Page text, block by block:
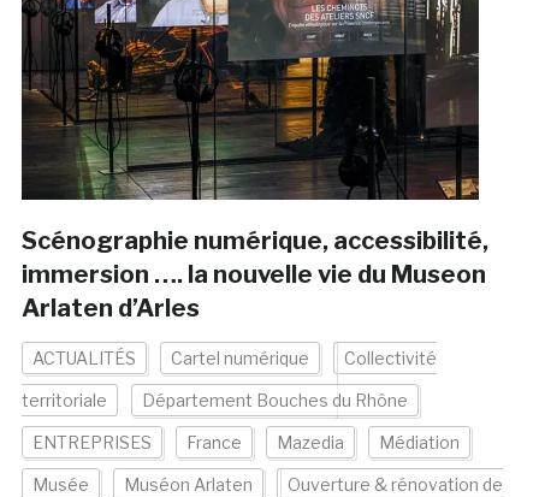
Scénographie numérique, accessibilité,
immersion …. la nouvelle vie du Museon
Arlaten d’Arles
ACTUALITÉS Cartel numérique Collectivité
territoriale Département Bouches du Rhône
ENTREPRISES France Mazedia Médiation
Musée Muséon Arlaten Ouverture & rénovation de